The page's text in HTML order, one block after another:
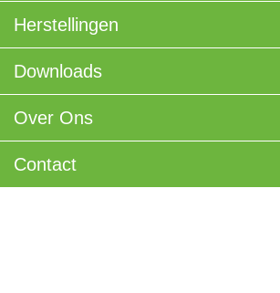
Herstellingen
Downloads
Over Ons
Contact